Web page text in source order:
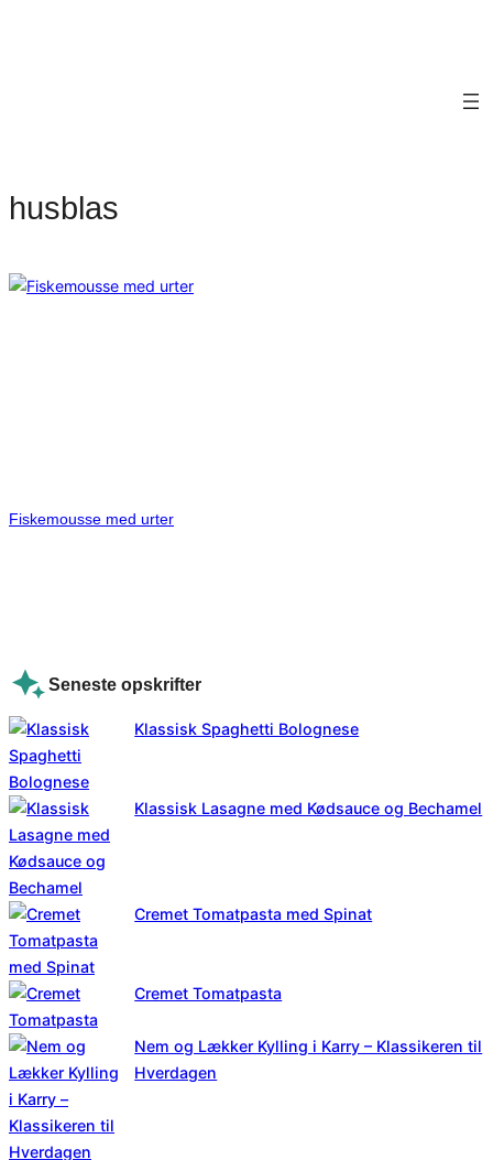
husblas
Fiskemousse med urter
Seneste opskrifter
Klassisk Spaghetti Bolognese
Klassisk Lasagne med Kødsauce og Bechamel
Cremet Tomatpasta med Spinat
Cremet Tomatpasta
Nem og Lækker Kylling i Karry – Klassikeren til
Hverdagen